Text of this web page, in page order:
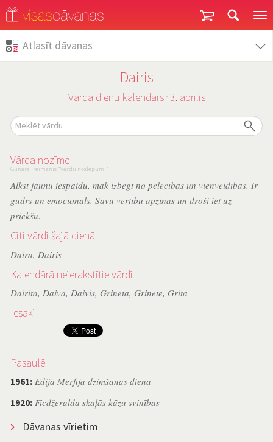
Atlasīt dāvanas
Dairis
Vārda dienu kalendārs ˙ 3. aprīlis
Vārda nozīme
Gunars Treimanis "Vārdu noslēpumi"
Alkst jaunu iespaidu, māk izbēgt no pelēcības un vienveidības. Ir
gudrs un emocionāls. Savu vērtību apzinās un droši iet uz
priekšu.
Citi vārdi šajā dienā
Daira, Dairis
Kalendārā neierakstītie vārdi
Dairita, Daiva, Daivis, Grineta, Grinete, Grita
Iesaki
Pasaulē
1961: Edija Mērfija dzimšanas diena
1920: Ficdžeralda skaļās kāzu svinības
Dāvanas vīrietim